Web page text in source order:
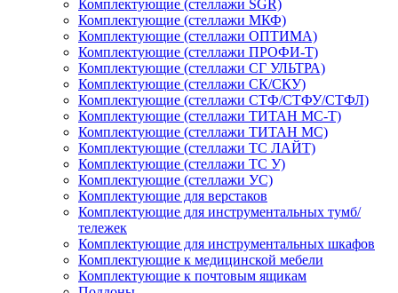
Комплектующие (стеллажи SGR)
Комплектующие (стеллажи МКФ)
Комплектующие (стеллажи ОПТИМА)
Комплектующие (стеллажи ПРОФИ-Т)
Комплектующие (стеллажи СГ УЛЬТРА)
Комплектующие (стеллажи СК/СКУ)
Комплектующие (стеллажи СТФ/СТФУ/СТФЛ)
Комплектующие (стеллажи ТИТАН МС-Т)
Комплектующие (стеллажи ТИТАН МС)
Комплектующие (стеллажи ТС ЛАЙТ)
Комплектующие (стеллажи ТС У)
Комплектующие (стеллажи УС)
Комплектующие для верстаков
Комплектующие для инструментальных тумб/
тележек
Комплектующие для инструментальных шкафов
Комплектующие к медицинской мебели
Комплектующие к почтовым ящикам